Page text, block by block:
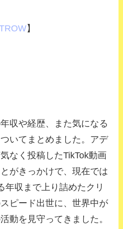
】
収や経歴、また気になる
いてまとめました。アデ
なく投稿したTikTok動画
がきっかけで、現在では
年収まで上り詰めたクリ
ピード出世に、世界中が
動を見守ってきました。